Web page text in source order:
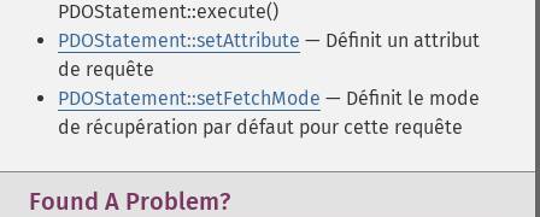
PDOStatement::execute()
PDOStatement::setAttribute — Définit un attribut
de requête
PDOStatement::setFetchMode — Définit le mode
de récupération par défaut pour cette requête
Found A Problem?